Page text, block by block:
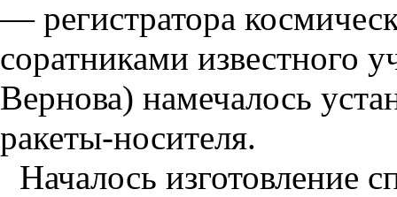
— регистратора
соратниками известного
Вернова) намечалось
ракеты-носителя.
Началось изготовление